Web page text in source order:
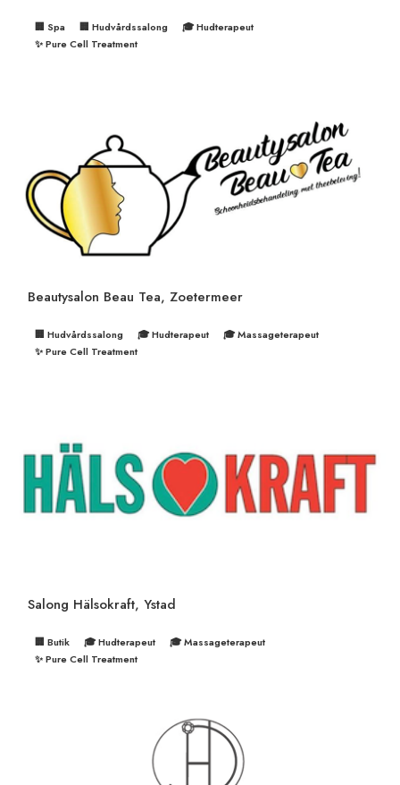
🏢 Spa 🏢 Hudvårdssalong
🎓 Hudterapeut
✨ Pure Cell Treatment
Beautysalon Beau Tea, Zoetermeer
🏢 Hudvårdssalong 🎓 Hudterapeut
🎓 Massageterapeut
✨ Pure Cell Treatment
Salong Hälsokraft, Ystad
🏢 Butik 🎓 Hudterapeut
🎓 Massageterapeut
✨ Pure Cell Treatment